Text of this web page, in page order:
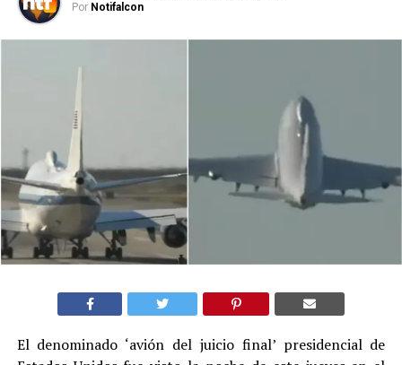
Por Notifalcon
El denominado ‘avión del juicio final’ presidencial de